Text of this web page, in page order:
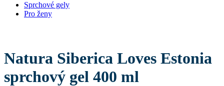
Sprchové gely
Pro ženy
Natura Siberica Loves Estonia
sprchový gel 400 ml